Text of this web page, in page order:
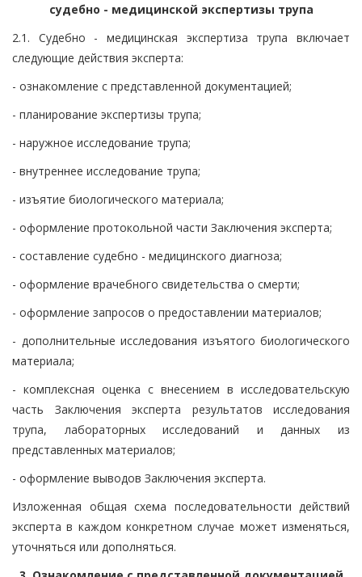
судебно - медицинской экспертизы трупа
2.1. Судебно - медицинская экспертиза трупа включает
следующие действия эксперта:
- ознакомление с представленной документацией;
- планирование экспертизы трупа;
- наружное исследование трупа;
- внутреннее исследование трупа;
- изъятие биологического материала;
- оформление протокольной части Заключения эксперта;
- составление судебно - медицинского диагноза;
- оформление врачебного свидетельства о смерти;
- оформление запросов о предоставлении материалов;
- дополнительные исследования изъятого биологического
материала;
- комплексная оценка с внесением в исследовательскую
часть Заключения эксперта результатов исследования
трупа, лабораторных исследований и данных из
представленных материалов;
- оформление выводов Заключения эксперта.
Изложенная общая схема последовательности действий
эксперта в каждом конкретном случае может изменяться,
уточняться или дополняться.